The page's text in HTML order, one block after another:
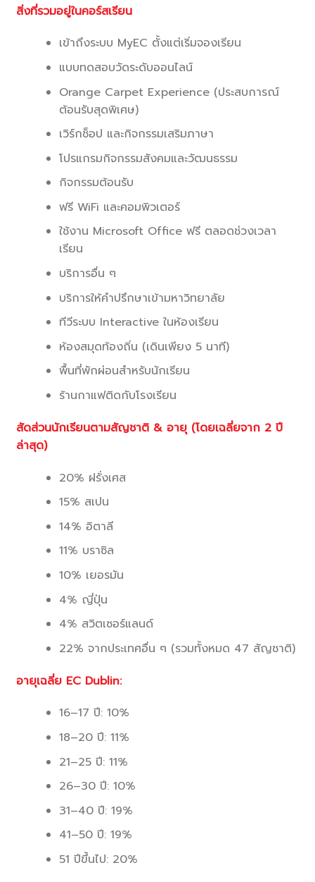
สิ่งที่รวมอยู่ในคอร์สเรียน
เข้าถึงระบบ MyEC ตั้งแต่เริ่มจองเรียน
แบบทดสอบวัดระดับออนไลน์
Orange Carpet Experience (ประสบการณ์
ต้อนรับสุดพิเศษ)
เวิร์กช็อป และกิจกรรมเสริมภาษา
โปรแกรมกิจกรรมสังคมและวัฒนธรรม
กิจกรรมต้อนรับ
ฟรี WiFi และคอมพิวเตอร์
ใช้งาน Microsoft Office ฟรี ตลอดช่วงเวลา
เรียน
บริการอื่น ๆ
บริการให้คำปรึกษาเข้ามหาวิทยาลัย
ทีวีระบบ Interactive ในห้องเรียน
ห้องสมุดท้องถิ่น (เดินเพียง 5 นาที)
พื้นที่พักผ่อนสำหรับนักเรียน
ร้านกาแฟติดกับโรงเรียน
สัดส่วนนักเรียนตามสัญชาติ & อายุ (โดยเฉลี่ยจาก 2 ปี
ล่าสุด)
20% ฝรั่งเศส
15% สเปน
14% อิตาลี
11% บราซิล
10% เยอรมัน
4% ญี่ปุ่น
4% สวิตเซอร์แลนด์
22% จากประเทศอื่น ๆ (รวมทั้งหมด 47 สัญชาติ)
อายุเฉลี่ย EC Dublin:
16–17 ปี: 10%
18–20 ปี: 11%
21–25 ปี: 11%
26–30 ปี: 10%
31–40 ปี: 19%
41–50 ปี: 19%
51 ปีขึ้นไป: 20%